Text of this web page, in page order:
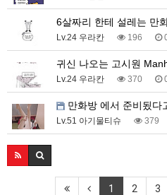
6살짜리 한테 설레는 만
Lv.24 우라칸 196
귀신 나오는 고시원
Lv.24 우라칸 370
만화방 에서 준비됬다
Lv.51 아기물티슈 379
1 2 3